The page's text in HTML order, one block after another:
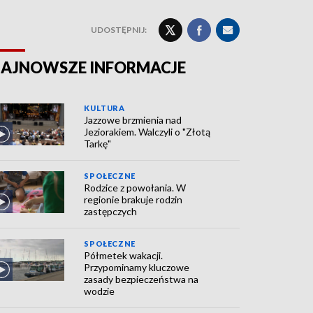
UDOSTĘPNIJ:
INFORMACJE
KULTURA
Jazzowe brzmienia nad
Jeziorakiem. Walczyli o "Złotą
Tarkę"
SPOŁECZNE
Rodzice z powołania. W
regionie brakuje rodzin
zastępczych
SPOŁECZNE
Półmetek wakacji.
Przypominamy kluczowe
zasady bezpieczeństwa na
wodzie